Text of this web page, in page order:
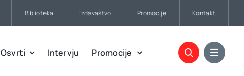
Biblioteka Izdavaštvo Promocije Kontakt
Osvrti Intervju Promocije